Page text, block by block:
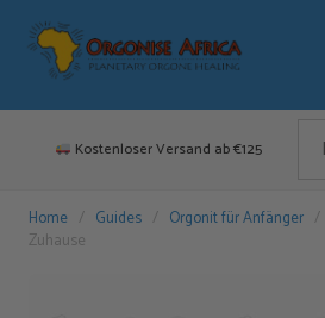
Inhalt
springen
Kostenloser Versand ab €125
Home / Guides / Orgonit für Anfänger /
Zuhause